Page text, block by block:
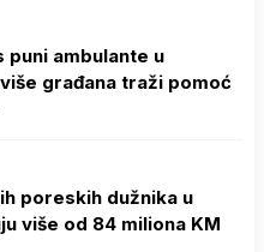
puni ambulante u
građana traži pomoć
poreskih dužnika u
više od 84 miliona KM